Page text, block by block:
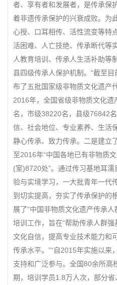
者、享有者和发展者，是传承保
着非遗传承保护的兴衰成败。为
心授、口耳相传、活性流变等特
活困难、人亡技绝、传承断代等
人教育培训、传承人生活补助等
县四级传承人保护机制。“截至
布了五批国家级非物质文化遗
2016年，全国省级非物质文化
名，市级38220名，县级76842
信、社会地位、专业素养、生活
静心传承、致力传承。二是建立
至2016年“中国各地已有非物质
(室)8720处”。通过传习基地耳
验与实境学习，一大批青年一代
到切实提高，夯实了传承保护的
展了“中国非物质文化遗产传承
培训工作，旨在“帮助传承人群
文化自信，提高专业技术能力和
传承水平。”“自2015年实施以来
支持和广泛参与。全国80余所高
期，培训学员1.8万人次，部分